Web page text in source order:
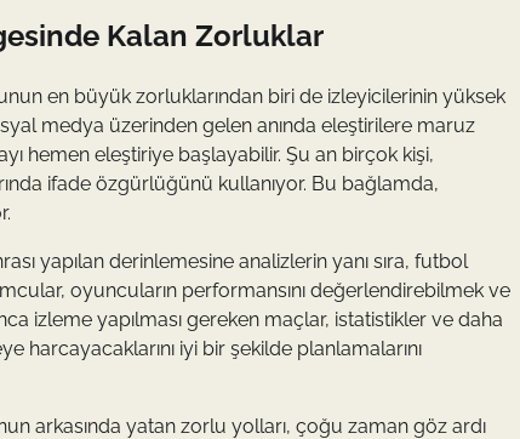
Kalan Zorluklar
en büyük zorluklarından biri de izleyicilerinin yüksek
medya üzerinden gelen anında eleştirilere maruz
hemen eleştiriye başlayabilir. Şu an birçok kişi,
ifade özgürlüğünü kullanıyor. Bu bağlamda,
yapılan derinlemesine analizlerin yanı sıra, futbol
oyuncuların performansını değerlendirebilmek ve
izleme yapılması gereken maçlar, istatistikler ve daha
harcayacaklarını iyi bir şekilde planlamalarını
arkasında yatan zorlu yolları, çoğu zaman göz ardı